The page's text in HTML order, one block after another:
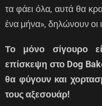
τα φάει όλα, αυτά θα
ένα μήνα», δηλώνουν οι
Το μόνο σίγουρο
επίσκεψη στο Dog
θα φύγουν και
τους αξεσουάρ!